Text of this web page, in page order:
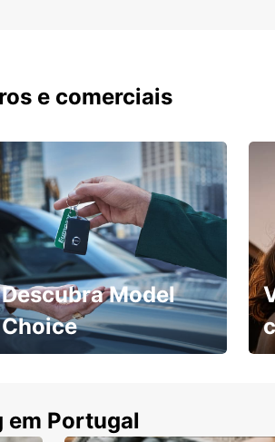
e comerciais
Descubra Model
Choice
em Portugal